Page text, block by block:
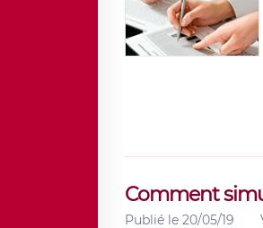
Comment
Publié le 20/05/19